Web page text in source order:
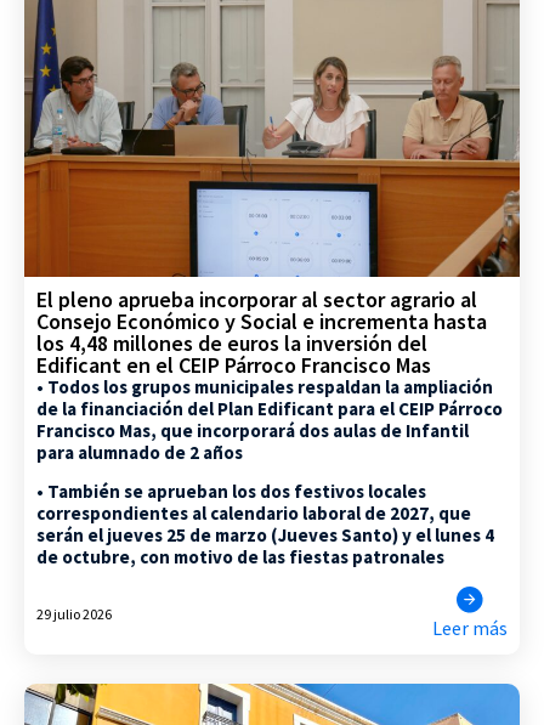
El pleno aprueba incorporar al sector agrario al
Consejo Económico y Social e incrementa hasta
los 4,48 millones de euros la inversión del
Edificant en el CEIP Párroco Francisco Mas
• Todos los grupos municipales respaldan la ampliación
de la financiación del Plan Edificant para el CEIP Párroco
Francisco Mas, que incorporará dos aulas de Infantil
para alumnado de 2 años
• También se aprueban los dos festivos locales
correspondientes al calendario laboral de 2027, que
serán el jueves 25 de marzo (Jueves Santo) y el lunes 4
de octubre, con motivo de las fiestas patronales
29 julio 2026
Leer más